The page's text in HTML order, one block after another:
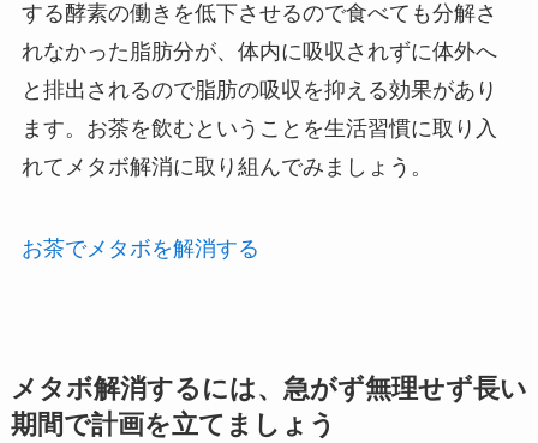
する酵素の働きを低下させるので食べても分解さ
れなかった脂肪分が、体内に吸収されずに体外へ
と排出されるので脂肪の吸収を抑える効果があり
ます。お茶を飲むということを生活習慣に取り入
れてメタボ解消に取り組んでみましょう。
お茶でメタボを解消する
メタボ解消するには、急がず無理せず長い
期間で計画を立てましょう